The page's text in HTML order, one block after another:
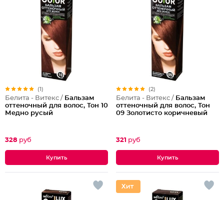
(1)
Белита - Витекс / Бальзам
оттеночный для волос, Тон 10
Медно русый
328 руб
(2)
Белита - Витекс / Бальзам
оттеночный для волос, Тон
09 Золотисто коричневый
321 руб